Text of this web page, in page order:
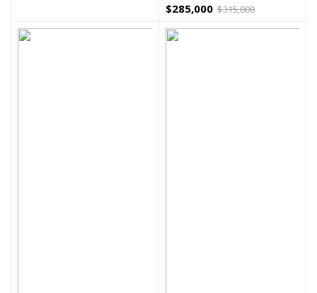
$315,000
$285,000